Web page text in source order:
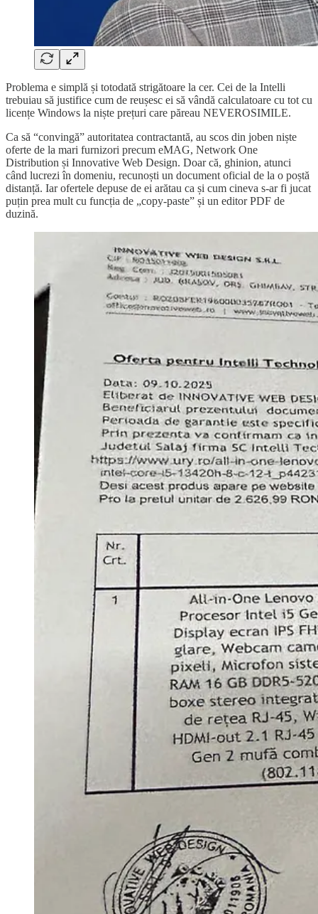
Problema e simplă și totodată strigătoare la cer. Cei de la Intelli
trebuiau să justifice cum de reușesc ei să vândă calculatoare cu tot cu
licențe Windows la niște prețuri care păreau NEVEROSIMILE.
Ca să “convingă” autoritatea contractantă, au scos din joben niște
oferte de la mari furnizori precum eMAG, Network One
Distribution și Innovative Web Design. Doar că, ghinion, atunci
când lucrezi în domeniu, recunoști un document oficial de la o poștă
distanță. Iar ofertele depuse de ei arătau ca și cum cineva s-ar fi jucat
puțin prea mult cu funcția de „copy-paste” și un editor PDF de
duzină.